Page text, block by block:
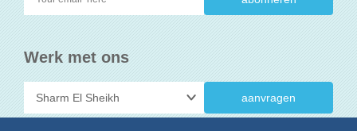
Werk met ons
aanvragen